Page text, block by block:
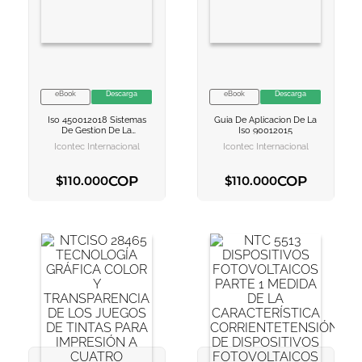
VER INFORMACION
AGREGAR AL
eBook Descarga
Iso 450012018 Sistemas
De Gestion De La
Seguridad Y Salud En El
Trabajo
Icontec Internacional
$110.000COP
VER INFORMACION
AGREGAR AL
eBook Descarga
Guia De Aplicacion De La
Iso 90012015
Icontec Internacional
$110.000COP